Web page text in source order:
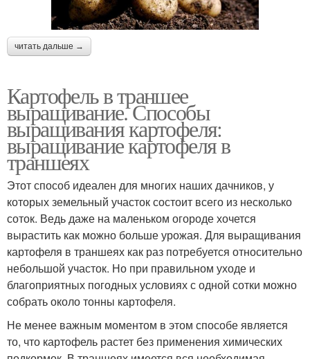
читать дальше →
Картофель в траншее
выращивание. Способы
выращивания картофеля:
выращивание картофеля в
траншеях
Этот способ идеален для многих наших дачников, у
которых земельный участок состоит всего из несколько
соток. Ведь даже на маленьком огороде хочется
вырастить как можно больше урожая. Для выращивания
картофеля в траншеях как раз потребуется относительно
небольшой участок. Но при правильном уходе и
благоприятных погодных условиях с одной сотки можно
собрать около тонны картофеля.
Не менее важным моментом в этом способе является
то, что картофель растет без применения химических